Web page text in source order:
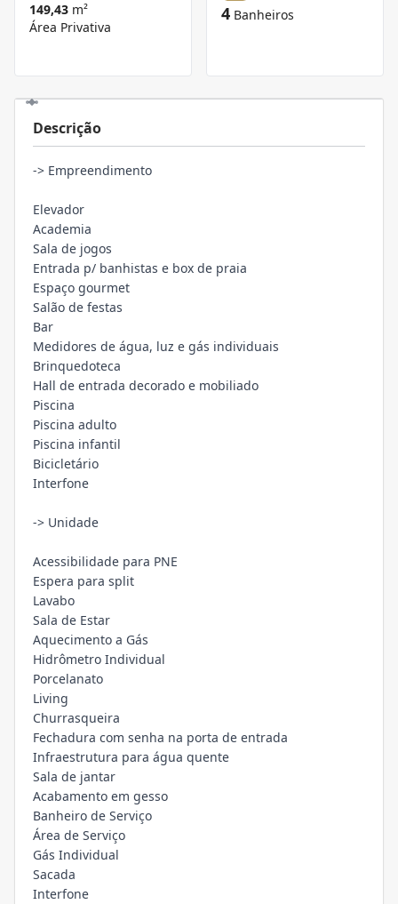
149,43 m²
Área Privativa
4 Banheiros
Descrição
-> Empreendimento
Elevador
Academia
Sala de jogos
Entrada p/ banhistas e box de praia
Espaço gourmet
Salão de festas
Bar
Medidores de água, luz e gás individuais
Brinquedoteca
Hall de entrada decorado e mobiliado
Piscina
Piscina adulto
Piscina infantil
Bicicletário
Interfone
-> Unidade
Acessibilidade para PNE
Espera para split
Lavabo
Sala de Estar
Aquecimento a Gás
Hidrômetro Individual
Porcelanato
Living
Churrasqueira
Fechadura com senha na porta de entrada
Infraestrutura para água quente
Sala de jantar
Acabamento em gesso
Banheiro de Serviço
Área de Serviço
Gás Individual
Sacada
Interfone